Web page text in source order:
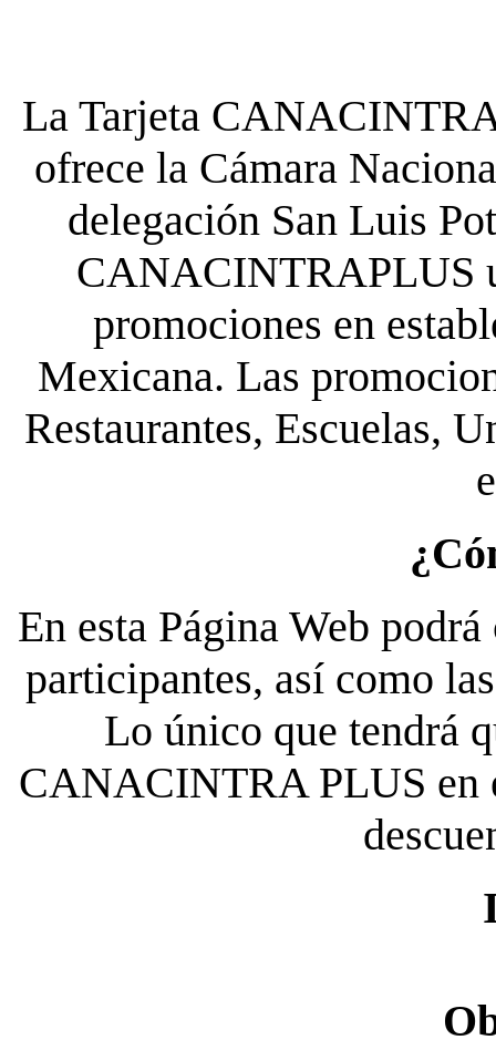
La Tarjeta
ofrece la Cámara
delegación San Luis
CANACINTRAPLUS
promociones en
Mexicana. Las
Restaurantes, Escuelas,
En esta Página Web
participantes, así como
Lo único que tendrá
CANACINTRA PLUS en